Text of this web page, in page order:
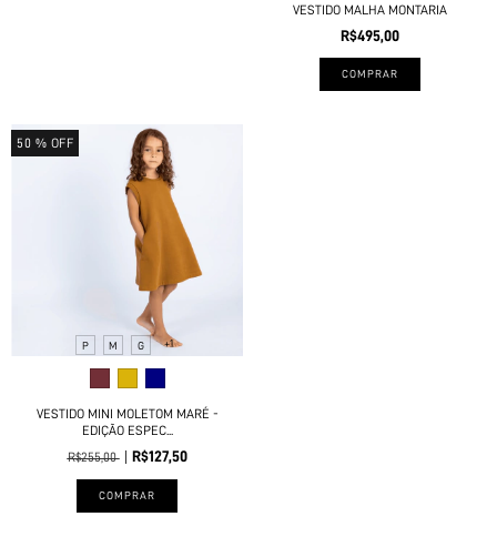
VESTIDO MALHA MONTARIA
R$495,00
COMPRAR
50 % OFF
P M G +1
VESTIDO MINI MOLETOM MARÉ -
EDIÇÃO ESPEC...
R$255,00
R$127,50
COMPRAR